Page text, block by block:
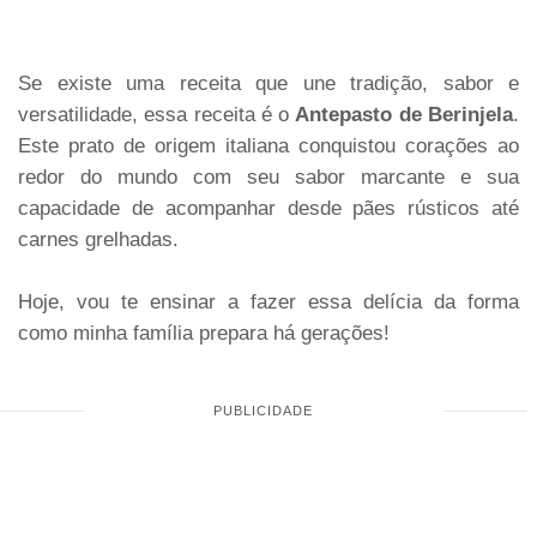
Se existe uma receita que une tradição, sabor e
versatilidade, essa receita é oAntepasto de Berinjela.
Este prato de origem italiana conquistou corações ao
redor do mundo com seu sabor marcante e sua
capacidade de acompanhar desde pães rústicos até
carnes grelhadas.
Hoje, vou te ensinar a fazer essa delícia da forma
como minha família prepara há gerações!